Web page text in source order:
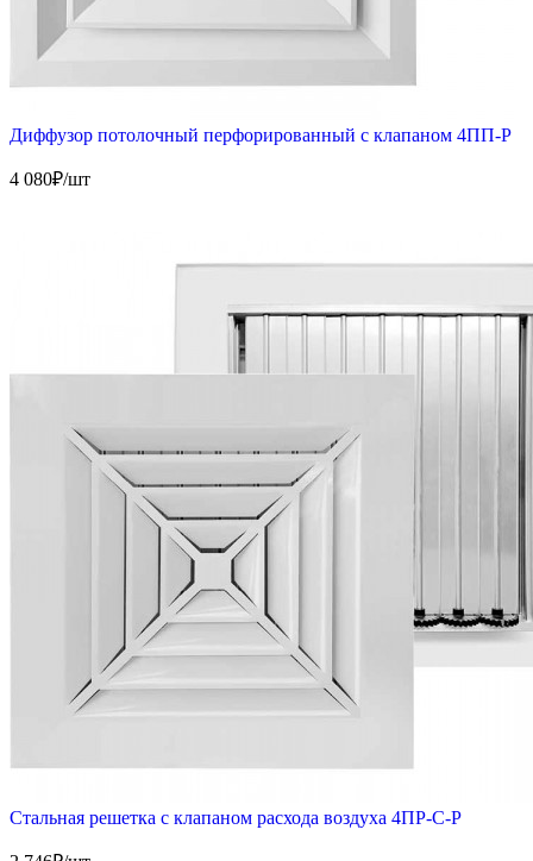
Диффузор потолочный перфорированный с клапаном 4ПП-Р
4 080₽/шт
Стальная решетка с клапаном расхода воздуха 4ПР-С-Р